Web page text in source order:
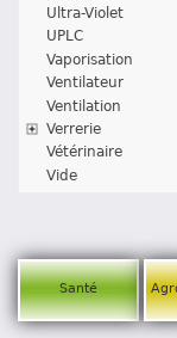
Ultra-Violet
UPLC
Vaporisation
Ventilateur
Ventilation
Verrerie
Vétérinaire
Vide
Santé